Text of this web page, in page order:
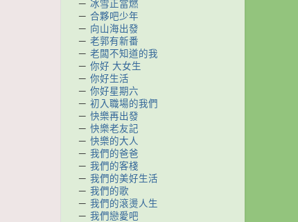
－ 冰雪正當燃
－ 合夥吧少年
－ 向山海出發
－ 老郭有新番
－ 老闆不知道的我
－ 你好 大女生
－ 你好生活
－ 你好星期六
－ 初入職場的我們
－ 快樂再出發
－ 快樂老友記
－ 快樂的大人
－ 我們的爸爸
－ 我們的客棧
－ 我們的美好生活
－ 我們的歌
－ 我們的滾燙人生
－ 我們戀愛吧